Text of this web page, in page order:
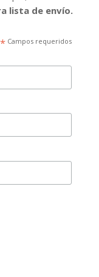
lista de envío.
*Campos requeridos